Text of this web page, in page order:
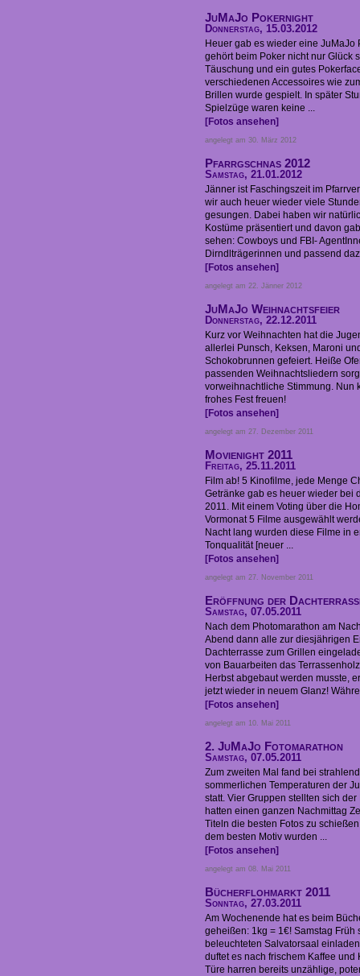
JuMaJo Pokernight
Donnerstag, 15.03.2012
Heuer gab es wieder eine JuMaJo
gehört beim Poker nicht nur Glück
Täuschung und ein gutes
verschiedenen Accessoires wie
Brillen wurde gespielt. In später
Spielzüge waren keine ...
[Fotos ansehen]
angelegt am 30. März 2012
Pfarrgschnas 2012
Samstag, 21.01.2012
Jänner ist Faschingszeit im
wir auch heuer wieder viele
gesungen. Dabei haben wir
Kostüme präsentiert und davon
sehen: Cowboys und FBI-
Dirndlträgerinnen und passend
[Fotos ansehen]
angelegt am 22. Jänner 2012
JuMaJo Weihnachtsfeier
Donnerstag, 22.12.2011
Kurz vor Weihnachten hat die
allerlei Punsch, Keksen, Maroni
Schokobrunnen gefeiert. Heiße
passenden Weihnachtsliedern
vorweihnachtliche Stimmung. Nun
frohes Fest freuen!
[Fotos ansehen]
angelegt am 27. Dezember 2011
Movienight 2011
Freitag, 25.11.2011
Film ab! 5 Kinofilme, jede Menge
Getränke gab es heuer wieder bei
2011. Mit einem Voting über die
Vormonat 5 Filme ausgewählt
Nacht lang wurden diese Filme in
Tonqualität [neuer ...
[Fotos ansehen]
angelegt am 27. November 2011
Eröffnung der
Samstag, 07.05.2011
Nach dem Photomarathon am
Abend dann alle zur diesjährigen
Dachterrasse zum Grillen
von Bauarbeiten das
Herbst abgebaut werden musste,
jetzt wieder in neuem Glanz!
[Fotos ansehen]
angelegt am 10. Mai 2011
2. JuMaJo Fotomarathon
Samstag, 07.05.2011
Zum zweiten Mal fand bei
sommerlichen Temperaturen der
statt. Vier Gruppen stellten sich
hatten einen ganzen Nachmittag
Titeln die besten Fotos zu
dem besten Motiv wurden ...
[Fotos ansehen]
angelegt am 08. Mai 2011
Bücherflohmarkt 2011
Sonntag, 27.03.2011
Am Wochenende hat es beim
geheißen: 1kg = 1€! Samstag Früh
beleuchteten Salvatorsaal
duftet es nach frischem Kaffee und
Türe harren bereits unzählige,